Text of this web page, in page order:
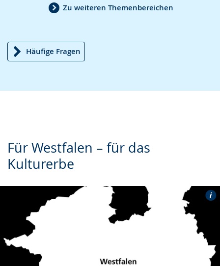
Zu weiteren Themenbereichen
Häufige Fragen
Für Westfalen – für das
Kulturerbe